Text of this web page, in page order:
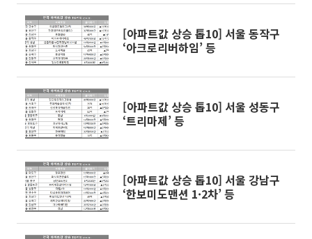
[아파트값 상승 톱10] 서울 동작구
‘아크로리버하임’ 등
[아파트값 상승 톱10] 서울 성동구
‘트리마제’ 등
[아파트값 상승 톱10] 서울 강남구
‘한보미도맨션 1·2차’ 등